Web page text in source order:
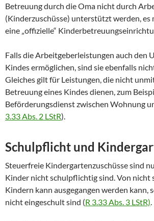
Betreuung durch die Oma nicht durch
(Kinderzuschüsse) unterstützt werden, es
eine „offizielle“
Falls die Arbeitgeberleistungen auch den
Kindes ermöglichen, sind sie ebenfalls
Gleiches gilt für Leistungen, die nicht
Betreuung eines Kindes dienen, zum
Beförderungsdienst zwischen Wohnung
3.33 Abs. 2 LStR).
Schulpflicht und
Steuerfreie Kindergartenzuschüsse sind
Kinder nicht schulpflichtig sind. Von nicht
Kindern kann ausgegangen werden kann,
nicht eingeschult sind (R 3.33 Abs. 3 LStR).